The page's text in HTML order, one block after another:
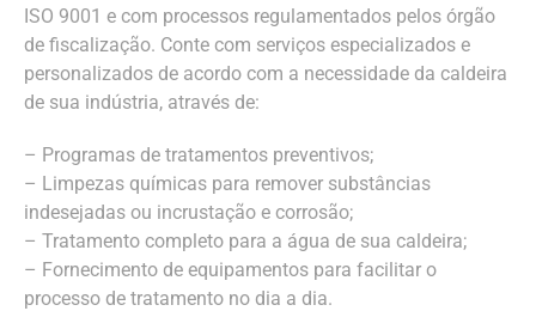
ISO 9001 e com processos regulamentados pelos órgão
de fiscalização. Conte com serviços especializados e
personalizados de acordo com a necessidade da caldeira
de sua indústria, através de:
– Programas de tratamentos preventivos;
– Limpezas químicas para remover substâncias
indesejadas ou incrustação e corrosão;
– Tratamento completo para a água de sua caldeira;
– Fornecimento de equipamentos para facilitar o
processo de tratamento no dia a dia.